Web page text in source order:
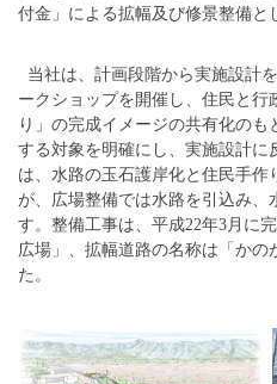
付金」による拡幅及び修景整備と
当社は、計画段階から実施設計
ークショップを開催し、住民と行
り」の完成イメージの共有化の
する対象を明確にし、実施設計に
は、水路の玉石護岸化と住民手
が、広場整備では水路を引込み、
す。整備工事は、平成22年3月に
広場」、拡幅道路の名称は「かの
た。